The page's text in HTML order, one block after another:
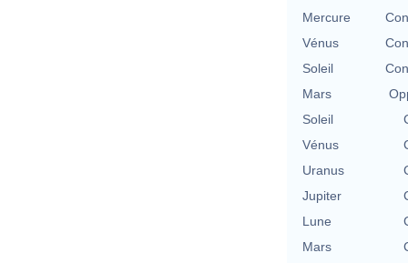
Mercure
Vénus
Soleil
Mars
Soleil
Vénus
Uranus
Jupiter
Lune
Mars